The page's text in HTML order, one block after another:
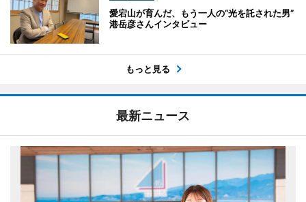
愛宕山が育んだ、もう一人の“光を託された男”
港岳彦さんインタビュー
もっと見る
最新ニュース